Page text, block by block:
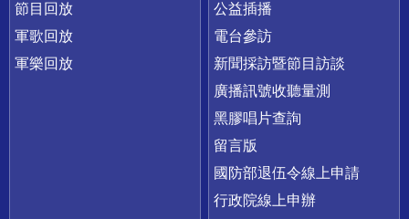
節目回放
軍歌回放
軍樂回放
公益插播
電台參訪
新聞採訪暨節目訪談
廣播訊號收聽量測
黑膠唱片查詢
留言版
國防部退伍令線上申請
行政院線上申辦